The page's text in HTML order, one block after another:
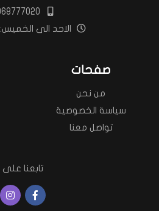
الاحد الى الخميس: 10am-5pm
صفحات
من نحن
سياسة الخصوصية
تواصل معنا
تابعنا على